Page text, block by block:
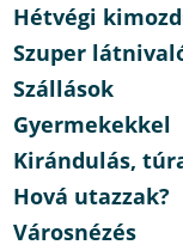
Hétvégi
Szuper
Szállások
Gyermekekkel
Kirándulás,
Hová utazzak?
Városnézés